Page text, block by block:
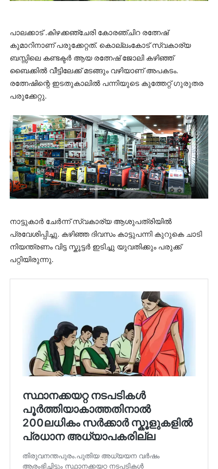
പാലക്കാട്‌ .കിഴക്കഞ്ചേരി കോരഞ്ചിറ രത്നേഷ്
കുമാറിനാണ് പരുക്കേറ്റത്. കൊല്ലംകോട് സ്വകാര്യ
ബസ്സിലെ കണ്ടക്ടർ ആയ രത്നേഷ് ജോലി കഴിഞ്ഞ്
ബൈക്കിൽ വീട്ടിലേക്ക് മടങ്ങും വഴിയാണ് അപകടം.
രത്നേഷിന്റെ ഇടതുകാലിൽ പന്നിയുടെ കുത്തേറ്റ് ഗുരുതര
പരുക്കേറ്റു.
നാട്ടുകാർ ചേർന്ന് സ്വകാര്യ ആശുപത്രിയിൽ
പ്രവേശിപ്പിച്ചു. കഴിഞ്ഞ ദിവസം കാട്ടുപന്നി കുറുകെ ചാടി
നിയന്ത്രണം വിട്ട സ്കൂട്ടർ ഇടിച്ചു യുവതിക്കും പരുക്ക്
പറ്റിയിരുന്നു.